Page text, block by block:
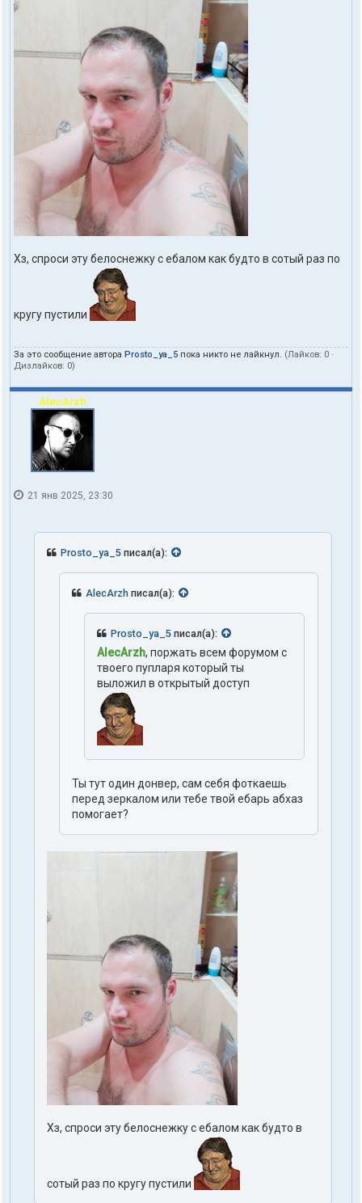
Хз, спроси эту белоснежку с ебалом как будто в сотый раз по
кругу пустили
За это сообщение автора Prosto_ya_5 пока никто не лайкнул. (Лайков: 0 ·
Дизлайков: 0)
AlecArzh
21 янв 2025, 23:30
Prosto_ya_5 писал(а):
AlecArzh писал(а):
Prosto_ya_5 писал(а):
AlecArzh, поржать всем форумом с
твоего пупларя который ты
выложил в открытый доступ
Ты тут один донвер, сам себя фоткаешь
перед зеркалом или тебе твой ебарь абхаз
помогает?
Хз, спроси эту белоснежку с ебалом как будто в
сотый раз по кругу пустили